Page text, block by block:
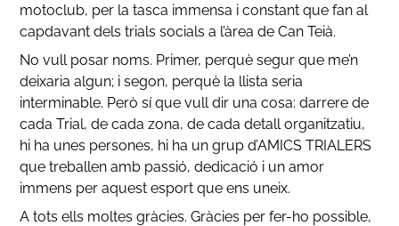
motoclub, per la tasca immensa i constant que fan al
capdavant dels trials socials a l’àrea de Can Teià.
No vull posar noms. Primer, perquè segur que me’n
deixaria algun; i segon, perquè la llista seria
interminable. Però sí que vull dir una cosa: darrere de
cada Trial, de cada zona, de cada detall organitzatiu,
hi ha unes persones, hi ha un grup d’AMICS TRIALERS
que treballen amb passió, dedicació i un amor
immens per aquest esport que ens uneix.
A tots ells moltes gràcies. Gràcies per fer-ho possible,